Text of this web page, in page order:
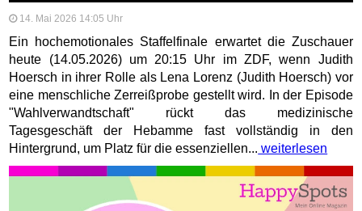
14. Mai 2026 14:05 Uhr
Ein hochemotionales Staffelfinale erwartet die Zuschauer
heute (14.05.2026) um 20:15 Uhr im ZDF, wenn Judith
Hoersch in ihrer Rolle als Lena Lorenz (Judith Hoersch) vor
eine menschliche Zerreißprobe gestellt wird. In der Episode
"Wahlverwandtschaft" rückt das medizinische
Tagesgeschäft der Hebamme fast vollständig in den
Hintergrund, um Platz für die essenziellen... weiterlesen